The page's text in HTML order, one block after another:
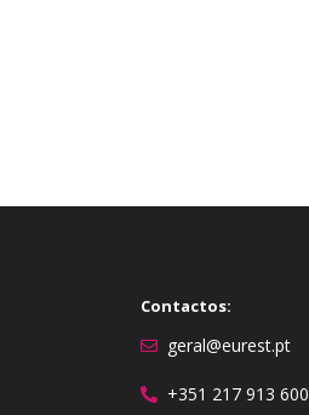
Contactos:
geral@eurest.pt
+351 217 913 600